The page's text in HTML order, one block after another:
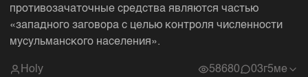
противозачаточные средства являются частью
«западного заговора с целью контроля численности
мусульманского населения».
Holy 58680 03г5ме